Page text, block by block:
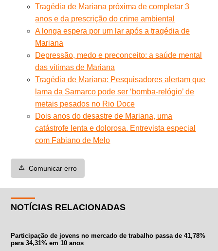
Tragédia de Mariana próxima de completar 3
anos e da prescrição do crime ambiental
A longa espera por um lar após a tragédia de
Mariana
Depressão, medo e preconceito: a saúde mental
das vítimas de Mariana
Tragédia de Mariana: Pesquisadores alertam que
lama da Samarco pode ser ‘bomba-relógio’ de
metais pesados no Rio Doce
Dois anos do desastre de Mariana, uma
catástrofe lenta e dolorosa. Entrevista especial
com Fabiano de Melo
⚠️ Comunicar erro
NOTÍCIAS RELACIONADAS
Participação de jovens no mercado de trabalho passa de 41,78%
para 34,31% em 10 anos